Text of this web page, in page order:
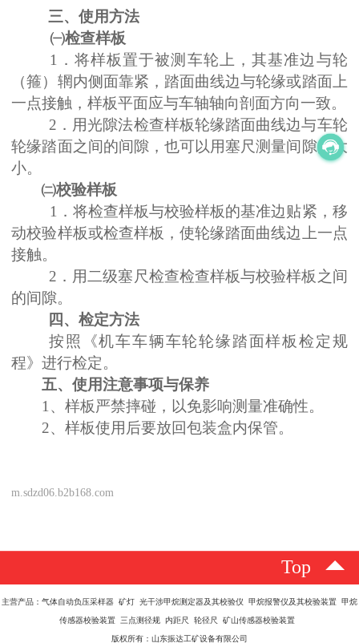
三、使用方法
㈠检查样板
1．将样板置于被测车轮上，其基准边与轮
（箍）辋内侧面靠紧，踏面曲线边与轮缘或踏面上
一点接触，样板平面应与车轴轴向剖面方向一致。
2．用光隙法检查样板轮缘踏面曲线边与车轮
轮缘踏面之间的间隙，也可以用塞尺测量间隙的大
小。
㈡校验样板
1．将检查样板与校验样板的基准边贴紧，移
动校验样板或检查样板，使轮缘踏面曲线边上一点
接触。
2．用二级塞尺检查检查样板与校验样板之间
的间隙。
四、检定方法
按照《机车车辆车轮轮缘踏面样板检定规
程》进行检定。
五、使用注意事项与保养
1、样板严禁摔碰，以免影响测量准确性。
2、样板使用后要放回包装盒内保管。
m.sdzd06.b2b168.com
Top
主营产品：气体自动负压采样器 矿灯 光干涉甲烷测定器及其校验仪 甲烷报警仪及其校验装置 甲烷
传感器校验装置 三点测径规 内距尺 轮径尺 矿山传感器校验装置
版权所有：山东振达工矿设备有限公司